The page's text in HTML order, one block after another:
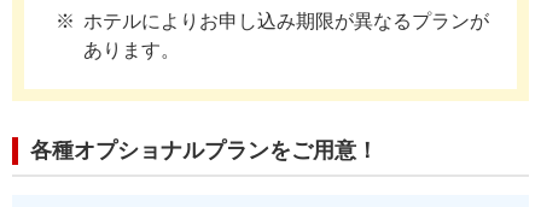
ホテルによりお申し込み期限が異なるプランが
あります。
各種オプショナルプランをご用意！